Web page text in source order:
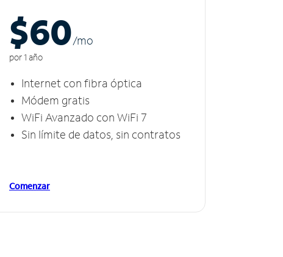
$60/mo
por 1 año
Internet con fibra óptica
Módem gratis
WiFi Avanzado con WiFi 7
Sin límite de datos, sin contratos
Comenzar